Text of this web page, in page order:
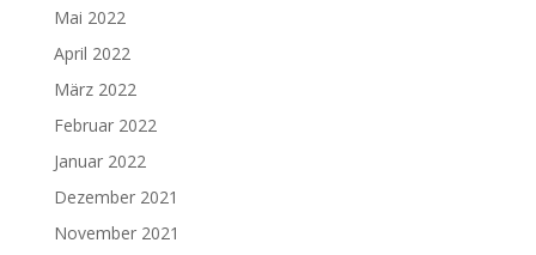
Mai 2022
April 2022
März 2022
Februar 2022
Januar 2022
Dezember 2021
November 2021